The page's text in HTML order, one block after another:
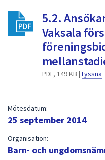
5.2.
Vaksala
PDF, 149 KB | Lyssna
Mötesdatum:
25 september 2014
Organisation:
Barn- och